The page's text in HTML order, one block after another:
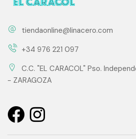
tiendaonline@linacero.com
+34 976 221 097
C.C. "EL CARACOL" Pso.
- ZARAGOZA